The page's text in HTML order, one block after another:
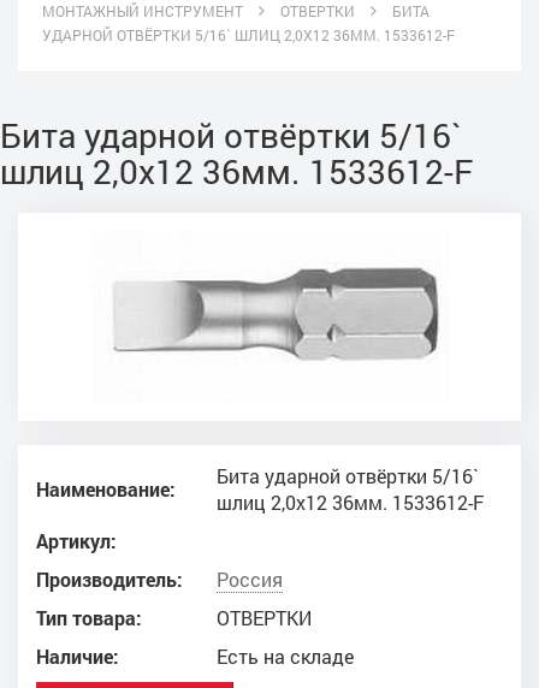
МОНТАЖНЫЙ ИНСТРУМЕНТ
ОТВЕРТКИ
БИТА
УДАРНОЙ ОТВЁРТКИ 5/16` ШЛИЦ 2,0Х12 36ММ. 1533612-F
Бита ударной отвёртки 5/16`
шлиц 2,0х12 36мм. 1533612-F
Наименование:
Бита ударной отвёртки 5/16`
шлиц 2,0х12 36мм. 1533612-F
Артикул:
Производитель:
Россия
Тип товара:
ОТВЕРТКИ
Наличие:
Есть на складе